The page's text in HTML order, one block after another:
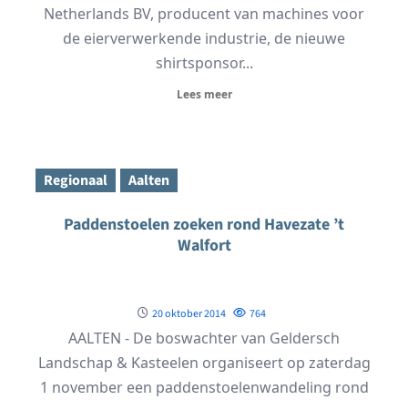
Netherlands BV, producent van machines voor
de eierverwerkende industrie, de nieuwe
shirtsponsor...
Lees meer
Regionaal Aalten
Paddenstoelen zoeken rond Havezate ’t
Walfort
20 oktober 2014 764
AALTEN - De boswachter van Geldersch
Landschap & Kasteelen organiseert op zaterdag
1 november een paddenstoelenwandeling rond